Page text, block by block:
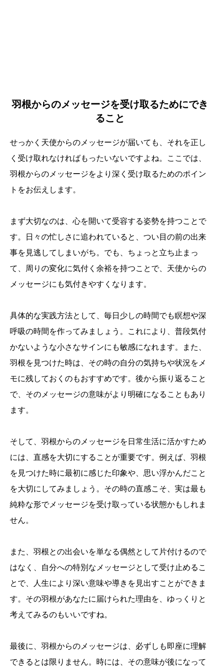
羽根からのメッセージを受け取るためにでき
ること
せっかく天使からのメッセージが届いても、それを正し
く受け取れなければもったいないですよね。ここでは、
羽根からのメッセージをより深く受け取るためのポイン
トをお伝えします。
まず大切なのは、心を開いて受容する姿勢を持つことで
す。日々の忙しさに追われていると、つい目の前の出来
事を見逃してしまいがち。でも、ちょっと立ち止まっ
て、周りの変化に気付く余裕を持つことで、天使からの
メッセージにも気付きやすくなります。
具体的な実践方法として、毎日少しの時間でも瞑想や深
呼吸の時間を作ってみましょう。これにより、普段気付
かないような小さなサインにも敏感になれます。また、
羽根を見つけた時は、その時の自分の気持ちや状況をメ
モに残しておくのもおすすめです。後から振り返ること
で、そのメッセージの意味がより明確になることもあり
ます。
そして、羽根からのメッセージを日常生活に活かすため
には、直感を大切にすることが重要です。例えば、羽根
を見つけた時に最初に感じた印象や、思い浮かんだこと
を大切にしてみましょう。その時の直感こそ、実は最も
純粋な形でメッセージを受け取っている状態かもしれま
せん。
また、羽根との出会いを単なる偶然として片付けるので
はなく、自分への特別なメッセージとして受け止めるこ
とで、人生により深い意味や導きを見出すことができま
す。その羽根があなたに届けられた理由を、ゆっくりと
考えてみるのもいいですね。
最後に、羽根からのメッセージは、必ずしも即座に理解
できるとは限りません。時には、その意味が後になって